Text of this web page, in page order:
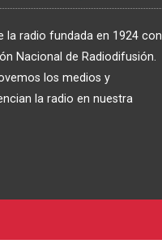
la radio fundada en 1924 con
Nacional de Radiodifusión.
los medios y
la radio en nuestra